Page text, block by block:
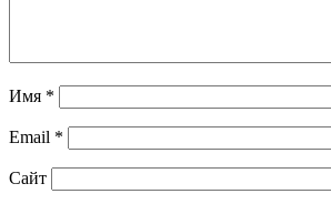
Имя *
Email *
Сайт